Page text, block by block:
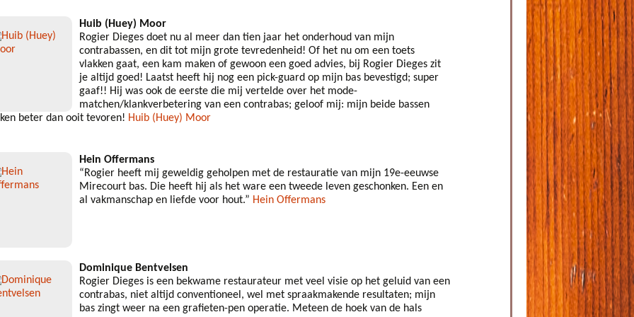
Huib (Huey) Moor
Rogier Dieges doet nu al meer dan tien jaar het onderhoud van mijn
contrabassen, en dit tot mijn grote tevredenheid! Of het nu om een toets
vlakken gaat, een kam maken of gewoon een goed advies, bij Rogier Dieges zit
je altijd goed! Laatst heeft hij nog een pick-guard op mijn bas bevestigd; super
gaaf!! Hij was ook de eerste die mij vertelde over het mode-
matchen/klankverbetering van een contrabas; geloof mij: mijn beide bassen
beter dan ooit tevoren! Huib (Huey) Moor
Hein Offermans
“Rogier heeft mij geweldig geholpen met de restauratie van mijn 19e-eeuwse
Mirecourt bas. Die heeft hij als het ware een tweede leven geschonken. Een en
al vakmanschap en liefde voor hout.” Hein Offermans
Dominique Bentvelsen
Rogier Dieges is een bekwame restaurateur met veel visie op het geluid van een
contrabas, niet altijd conventioneel, wel met spraakmakende resultaten; mijn
bas zingt weer na een grafieten-pen operatie. Meteen de hoek van de hals